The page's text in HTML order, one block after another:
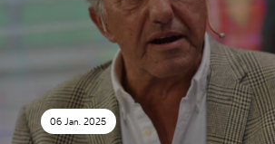
06 Jan. 2025